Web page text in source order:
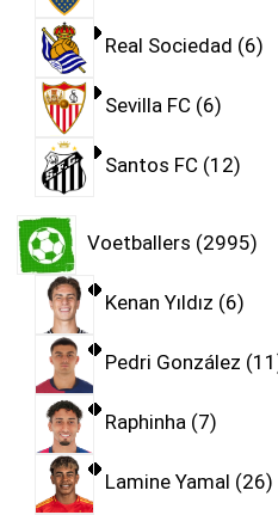
Real Sociedad 6
Sevilla FC 6
Santos FC 12
Voetballers 2995
Kenan Yıldız 6
Pedri González 11
Raphinha 7
Lamine Yamal 26